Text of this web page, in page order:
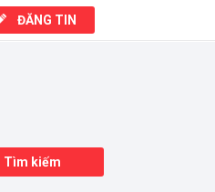
Tìm kiếm
ĐĂNG TIN